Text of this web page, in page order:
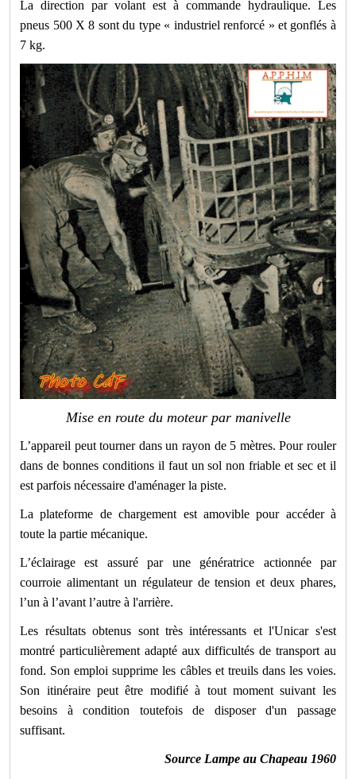
La direction par volant est à commande hydraulique. Les
pneus 500 X 8 sont du type « industriel renforcé » et gonflés à
7 kg.
Mise en route du moteur par manivelle
L’appareil peut tourner dans un rayon de 5 mètres. Pour rouler
dans de bonnes conditions il faut un sol non friable et sec et il
est parfois nécessaire d'aménager la piste.
La plateforme de chargement est amovible pour accéder à
toute la partie mécanique.
L’éclairage est assuré par une génératrice actionnée par
courroie alimentant un régulateur de tension et deux phares,
l’un à l’avant l’autre à l'arrière.
Les résultats obtenus sont très intéressants et l'Unicar s'est
montré particulièrement adapté aux difficultés de transport au
fond. Son emploi supprime les câbles et treuils dans les voies.
Son itinéraire peut être modifié à tout moment suivant les
besoins à condition toutefois de disposer d'un passage
suffisant.
Source Lampe au Chapeau 1960